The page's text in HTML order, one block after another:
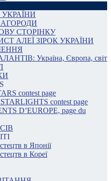
СТОРІНКУ
АЛЕЇ ЗІРОК УКРАЇНИ
Україна, Європа, світ
contest page
contest page
D’EUROPE, page du
в Японії
в Кореї